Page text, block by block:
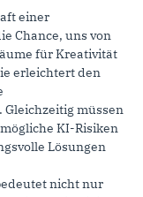
einer
Chance, uns von
für Kreativität
erleichtert den
müssen
KI-Risiken
Lösungen
nicht nur